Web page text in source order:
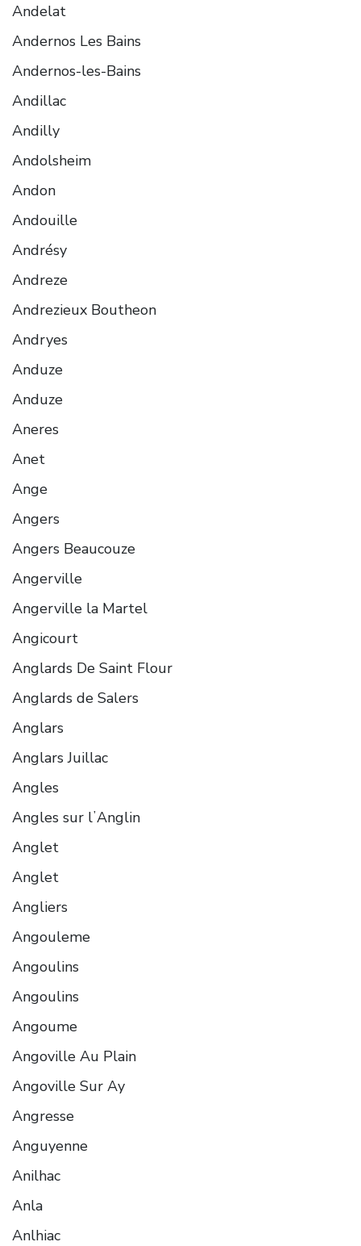
Andelat
Andernos Les Bains
Andernos-les-Bains
Andillac
Andilly
Andolsheim
Andon
Andouille
Andrésy
Andreze
Andrezieux Boutheon
Andryes
Anduze
Anduze
Aneres
Anet
Ange
Angers
Angers Beaucouze
Angerville
Angerville la Martel
Angicourt
Anglards De Saint Flour
Anglards de Salers
Anglars
Anglars Juillac
Angles
Angles sur lʼAnglin
Anglet
Anglet
Angliers
Angouleme
Angoulins
Angoulins
Angoume
Angoville Au Plain
Angoville Sur Ay
Angresse
Anguyenne
Anilhac
Anla
Anlhiac